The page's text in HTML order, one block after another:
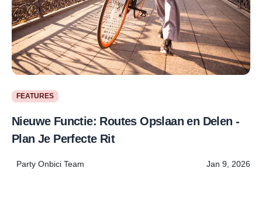
FEATURES
Nieuwe Functie: Routes Opslaan en Delen -
Plan Je Perfecte Rit
Party Onbici Team Jan 9, 2026